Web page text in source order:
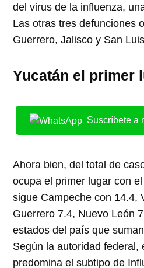
del virus de la influenza,
Las otras tres defunciones
Guerrero, Jalisco y San
Yucatán el primer
Suscríbete a
Ahora bien, del total de
ocupa el primer lugar con
sigue Campeche con 14.4,
Guerrero 7.4, Nuevo León
estados del país que
Según la autoridad federal,
predomina el subtipo de